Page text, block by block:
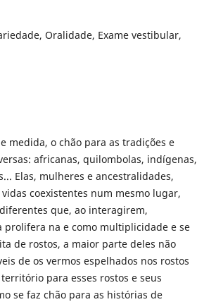
Oralidade, Exame vestibular,
medida, o chão para as tradições e
africanas, quilombolas, indígenas,
Elas, mulheres e ancestralidades,
coexistentes num mesmo lugar,
que, ao interagirem,
prolifera na e como multiplicidade e se
de rostos, a maior parte deles não
de os vermos espelhados nos rostos
para esses rostos e seus
se faz chão para as histórias de